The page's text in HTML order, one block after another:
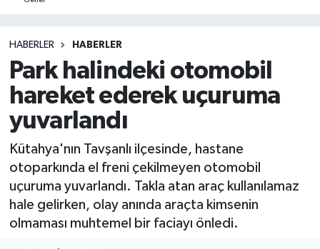
HABERLER HABERLER
Park halindeki otomobil
hareket ederek uçuruma
yuvarlandı
Kütahya'nın Tavşanlı ilçesinde, hastane
otoparkında el freni çekilmeyen otomobil
uçuruma yuvarlandı. Takla atan araç kullanılamaz
hale gelirken, olay anında araçta kimsenin
olmaması muhtemel bir faciayı önledi.
Son Dakika Haberleri
Haber Arşivi